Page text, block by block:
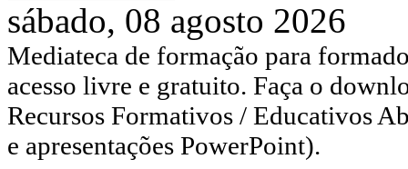
sábado, 08 agosto 2026
Mediateca de formação para
acesso livre e gratuito. Faça o
Recursos Formativos / Educativos
e apresentações PowerPoint).